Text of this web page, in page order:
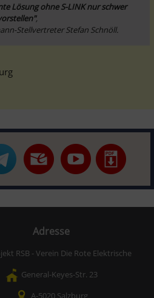
Lösung ohne S-LINK nur schwer
,
Stellvertreter Stefan Schnöll.
Adresse
RSB - Verein Die Rote Elektrische
General-Keyes-Str. 23
A-5020 Salzburg